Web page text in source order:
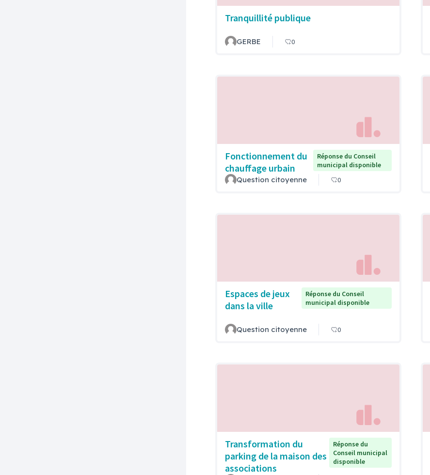
Tranquillité publique
GERBE 0
Fonctionnement du
chauffage urbain
Réponse du Conseil
municipal disponible
Question citoyenne 0
Espaces de jeux
dans la ville
Réponse du Conseil
municipal disponible
Question citoyenne 0
Transformation du
parking de la maison des
associations
Réponse du
Conseil municipal
disponible